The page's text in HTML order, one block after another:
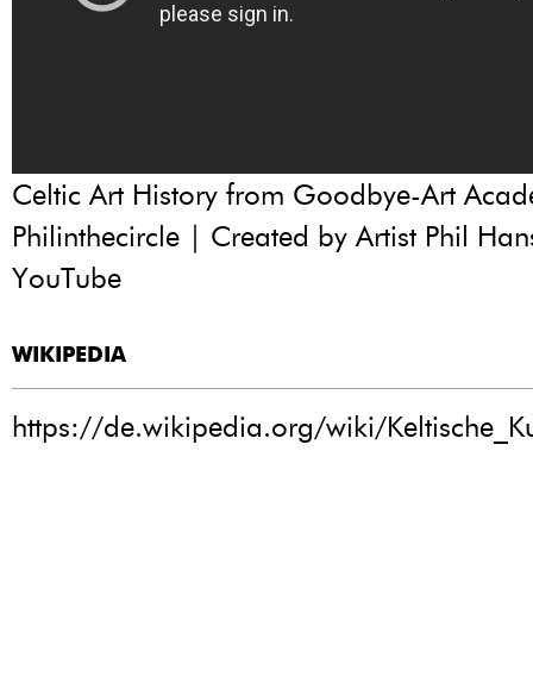
Celtic Art History from Goodbye-Art
Philinthecircle | Created by Artist Phil
YouTube
WIKIPEDIA
https://de.wikipedia.org/wiki/